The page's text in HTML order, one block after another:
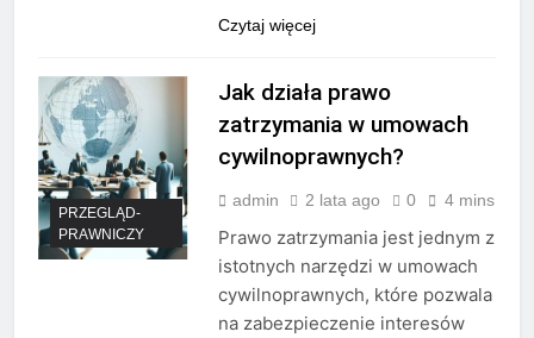
Czytaj więcej
PRZEGLĄD-
PRAWNICZY
Jak działa prawo
zatrzymania w umowach
cywilnoprawnych?
admin 2 lata ago 0 4 mins
Prawo zatrzymania jest jednym z
istotnych narzędzi w umowach
cywilnoprawnych, które pozwala
na zabezpieczenie interesów